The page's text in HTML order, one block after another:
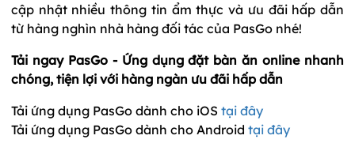
cập nhật nhiều thông tin ẩm thực và ưu đãi hấp dẫn
từ hàng nghìn nhà hàng đối tác của PasGo nhé!
Tải ngay PasGo - Ứng dụng đặt bàn ăn online nhanh
chóng, tiện lợi với hàng ngàn ưu đãi hấp dẫn
Tải ứng dụng PasGo dành cho iOS tại đây
Tải ứng dụng PasGo dành cho Android tại đây